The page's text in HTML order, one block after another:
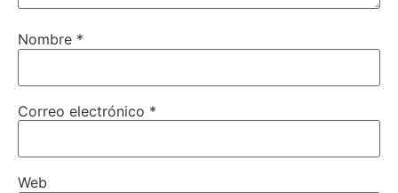
Nombre *
Correo electrónico *
Web